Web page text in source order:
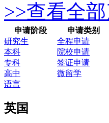
>>查看全
申请阶段
申请类别
研究生
全程申请
本科
院校申请
专科
签证申请
高中
微留学
语言
英国